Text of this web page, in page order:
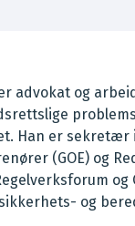
advokat og
Han er sekretær
(GOE) og
og
og